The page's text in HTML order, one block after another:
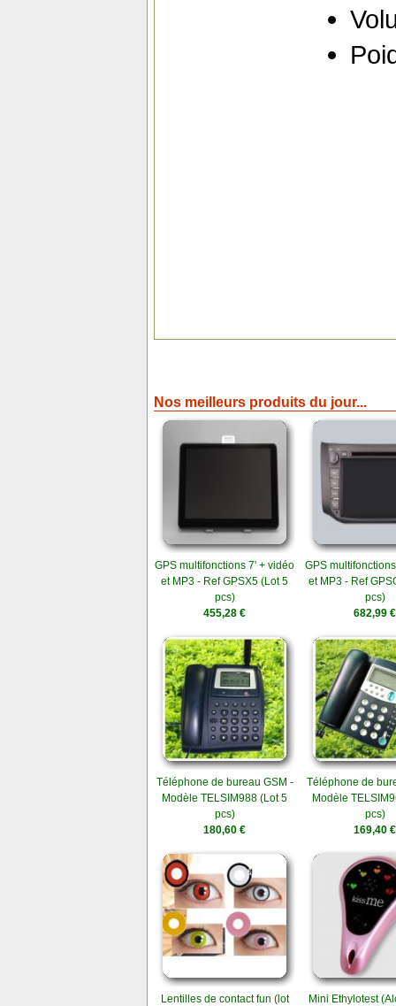
Nos meilleurs produits du jour...
GPS multifonctions 7' + vidéo
et MP3 - Ref GPSX5 (Lot 5
pcs)
455,28 €
GPS
et MP3 - Ref
pcs)
682,99 €
Téléphone de bureau GSM -
Modèle TELSIM988 (Lot 5
pcs)
180,60 €
Téléphone de
Modèle
pcs)
169,40 €
Lentilles de contact fun (lot
Mini Ethylotest